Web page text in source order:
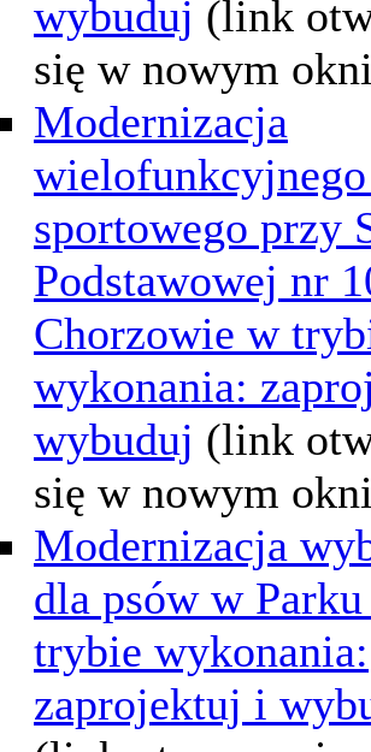
wybuduj (link
się w nowym
Modernizacja
sportowego przy
Podstawowej nr
Chorzowie w
wykonania:
wybuduj (link
się w nowym
Modernizacja
dla psów w
trybie wykonania:
zaprojektuj i